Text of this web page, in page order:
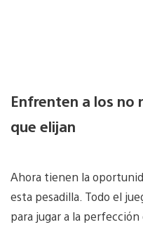
Enfrenten a los
que elijan
Ahora tienen la
esta pesadilla. Todo el
para jugar a la perfección